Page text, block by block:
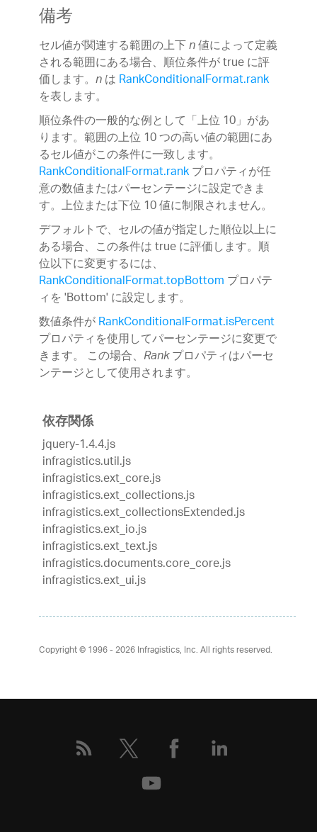
備考
セル値が関連する範囲の上下n値によって定義
される範囲にある場合、順位条件が true に評
価します。 nはRankConditionalFormat.rank
を表します。
順位条件の一般的な例として「上位 10」があ
ります。範囲の上位 10 つの高い値の範囲にあ
るセル値がこの条件に一致します。
RankConditionalFormat.rankプロパティが任
意の数値またはパーセンテージに設定できま
す。上位または下位 10 値に制限されません。
デフォルトで、セルの値が指定した順位以上に
ある場合、この条件は true に評価します。順
位以下に変更するには、
RankConditionalFormat.topBottomプロパテ
ィを 'Bottom' に設定します。
数値条件がRankConditionalFormat.isPercent
プロパティを使用してパーセンテージに変更で
きます。 この場合、 Rankプロパティはパーセ
ンテージとして使用されます。
依存関係
jquery-1.4.4.js
infragistics.util.js
infragistics.ext_core.js
infragistics.ext_collections.js
infragistics.ext_collectionsExtended.js
infragistics.ext_io.js
infragistics.ext_text.js
infragistics.documents.core_core.js
infragistics.ext_ui.js
Copyright © 1996 - 2026Infragistics, Inc. All rights reserved.